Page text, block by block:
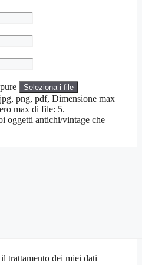
Seleziona i file
png, pdf, Dimensione max
max di file: 5.
oggetti antichi/vintage che
trattamento dei miei dati